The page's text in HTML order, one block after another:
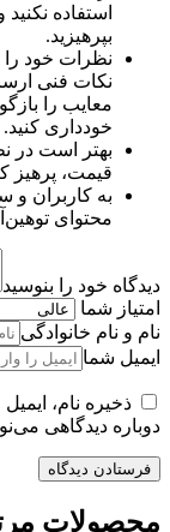
استفاده
بپرهیزید.
نظرات خود
نکات فنی
معایب را
خودداری کنید.
بهتر است در
قیمت، پرهیز
به کاربران و
محتوای
دیدگاه خود را بنوسید
امتیاز شما
نام و نام خانوادگی
ایمیل شما
ذخیره نام،
دوباره دیدگاهی
محصولات